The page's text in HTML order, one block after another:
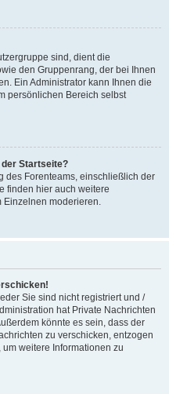
sind, dient die
den Gruppenrang, der bei Ihnen
Ein Administrator kann Ihnen die
persönlichen Bereich selbst
der Startseite?
des Forenteams, einschließlich der
finden hier auch weitere
Einzelnen moderieren.
Sie sind nicht registriert und /
hat Private Nachrichten
könnte es sein, dass der
zu verschicken, entzogen
weitere Informationen zu